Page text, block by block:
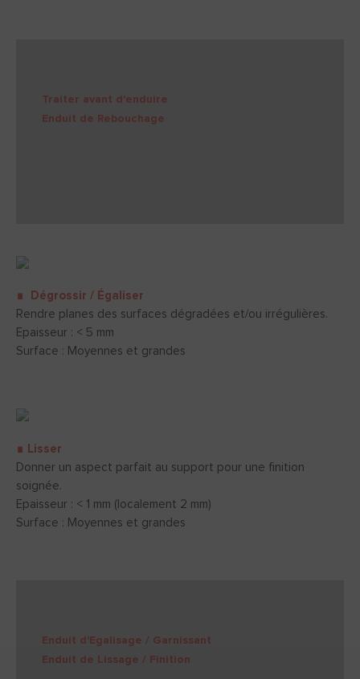
Traiter avant d'enduire
Enduit de Rebouchage
∎ Dégrossir / Égaliser
Rendre planes des surfaces dégradées et/ou irrégulières.
Epaisseur : < 5 mm
Surface : Moyennes et grandes
∎ Lisser
Donner un aspect parfait au support pour une finition
soignée.
Epaisseur : < 1 mm (localement 2 mm)
Surface : Moyennes et grandes
Enduit d'Egalisage / Garnissant
Enduit de Lissage / Finition